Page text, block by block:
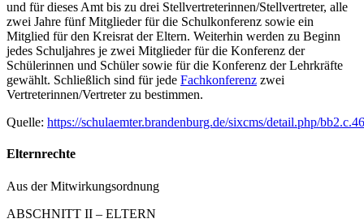
und für dieses Amt bis zu drei Stellvertreterinnen/Stellvertreter, alle
zwei Jahre fünf Mitglieder für die Schulkonferenz sowie ein
Mitglied für den Kreisrat der Eltern. Weiterhin werden zu Beginn
jedes Schuljahres je zwei Mitglieder für die Konferenz der
Schülerinnen und Schüler sowie für die Konferenz der Lehrkräfte
gewählt. Schließlich sind für jede Fachkonferenz zwei
Vertreterinnen/Vertreter zu bestimmen.
Quelle: https://schulaemter.brandenburg.de/sixcms/detail.php/
Elternrechte
Aus der Mitwirkungsordnung
ABSCHNITT II – ELTERN